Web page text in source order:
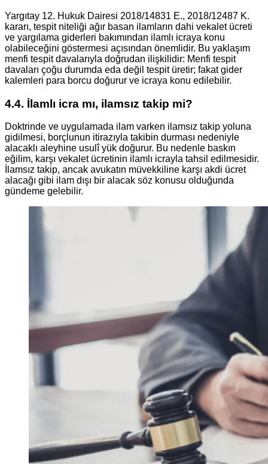
Yargıtay 12. Hukuk Dairesi 2018/14831 E., 2018/12487 K.
kararı, tespit niteliği ağır basan ilamların dahi vekalet ücreti
ve yargılama giderleri bakımından ilamlı icraya konu
olabileceğini göstermesi açısından önemlidir. Bu yaklaşım
menfi tespit davalarıyla doğrudan ilişkilidir: Menfi tespit
davaları çoğu durumda eda değil tespit üretir; fakat gider
kalemleri para borcu doğurur ve icraya konu edilebilir.
4.4. İlamlı icra mı, ilamsız takip mi?
Doktrinde ve uygulamada ilam varken ilamsız takip yoluna
gidilmesi, borçlunun itirazıyla takibin durması nedeniyle
alacaklı aleyhine usulî yük doğurur. Bu nedenle baskın
eğilim, karşı vekalet ücretinin ilamlı icrayla tahsil edilmesidir.
İlamsız takip, ancak avukatın müvekkiline karşı akdi ücret
alacağı gibi ilam dışı bir alacak söz konusu olduğunda
gündeme gelebilir.